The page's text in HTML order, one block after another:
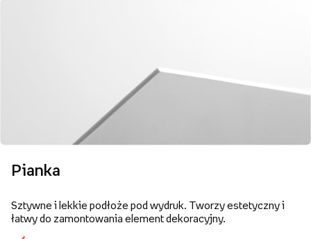
Pianka
Sztywne i lekkie podłoże pod wydruk. Tworzy estetyczny i
łatwy do zamontowania element dekoracyjny.